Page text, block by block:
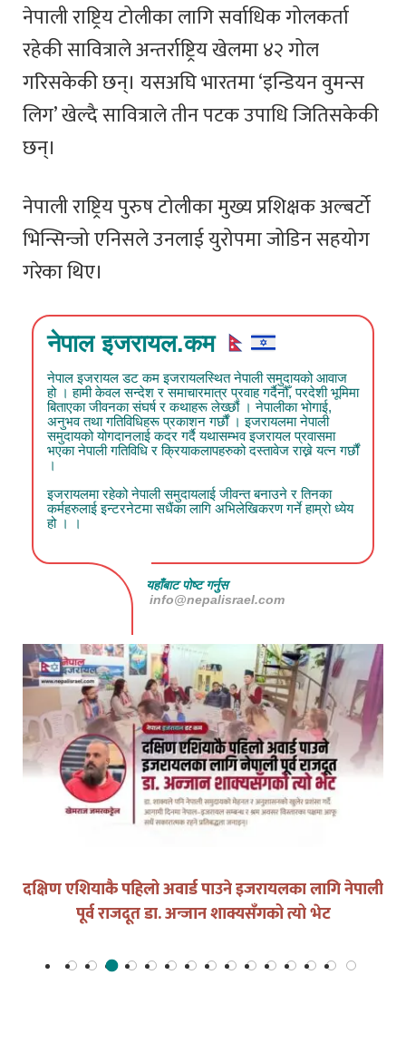
नेपाली राष्ट्रिय टोलीका लागि सर्वाधिक गोलकर्ता
रहेकी सावित्राले अन्तर्राष्ट्रिय खेलमा ४२ गोल
गरिसकेकी छन्। यसअघि भारतमा ‘इन्डियन वुमन्स
लिग’ खेल्दै सावित्राले तीन पटक उपाधि जितिसकेकी
छन्।
नेपाली राष्ट्रिय पुरुष टोलीका मुख्य प्रशिक्षक अल्बर्टो
भिन्सिन्जो एनिसले उनलाई युरोपमा जोडिन सहयोग
गरेका थिए।
नेपाल इजरायल.कम
नेपाल इजरायल डट कम इजरायलस्थित नेपाली समुदायको आवाज
हो । हामी केवल सन्देश र समाचारमात्र प्रवाह गर्दैनौँ, परदेशी भूमिमा
बिताएका जीवनका संघर्ष र कथाहरू लेख्छौं । नेपालीका भोगाई,
अनुभव तथा गतिविधिहरू प्रकाशन गर्छौं । इजरायलमा नेपाली
समुदायको योगदानलाई कदर गर्दै यथासम्भव इजरायल प्रवासमा
भएका नेपाली गतिविधि र क्रियाकलापहरुको दस्तावेज राख्ने यत्न गर्छौं
।
इजरायलमा रहेको नेपाली समुदायलाई जीवन्त बनाउने र तिनका
कर्महरुलाई इन्टरनेटमा सधैंका लागि अभिलेखिकरण गर्ने हाम्रो ध्येय
हो । ।
यहाँबाट पोष्ट गर्नुस
info@nepalisrael.com
दक्षिण एशियाकै पहिलो अवार्ड पाउने इजरायलका लागि नेपाली
पूर्व राजदूत डा. अन्जान शाक्यसँगको त्यो भेट